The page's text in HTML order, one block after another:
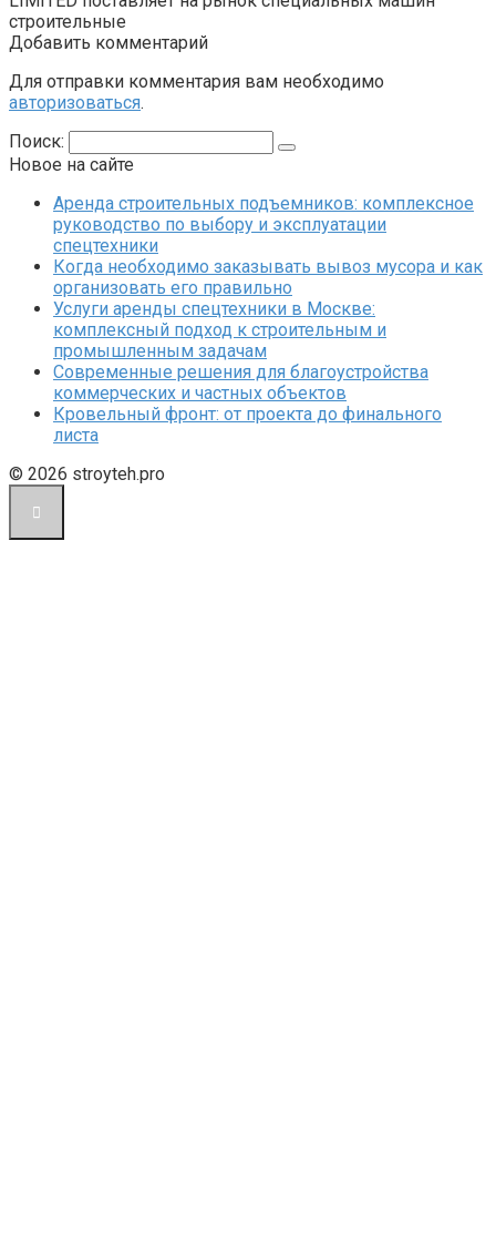
строительные
Добавить комментарий
Для отправки комментария вам необходимо
авторизоваться.
Поиск:
Новое на сайте
Аренда строительных подъемников: комплексное
руководство по выбору и эксплуатации
спецтехники
Когда необходимо заказывать вывоз мусора и как
организовать его правильно
Услуги аренды спецтехники в Москве:
комплексный подход к строительным и
промышленным задачам
Современные решения для благоустройства
коммерческих и частных объектов
Кровельный фронт: от проекта до финального
листа
© 2026 stroyteh.pro